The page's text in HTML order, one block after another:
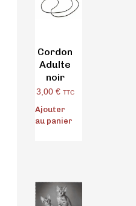
Cordon
Adulte
noir
3,00 € TTC
Ajouter
au panier